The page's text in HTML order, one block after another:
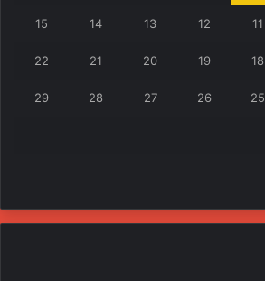
11
12
13
14
15
18
19
20
21
22
25
26
27
28
29